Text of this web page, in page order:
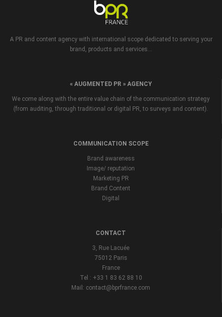
A PR and content agency with international scope dedicated to serving your
brand, products and services...
« AUGMENTED PR » AGENCY
We come along with the entire value chain of the communication strategy
(from auditing, through traditional or digital PR, to surveys and content).
COMMUNICATION SCOPE
Brand awareness
Image/ reputation
Marketing PR
Brand Content
Digital
CONTACT
3, Rue Lacuée
75012 Paris
France
Tel : +33 1 83 62 88 10
Mail: contact@bprfrance.com